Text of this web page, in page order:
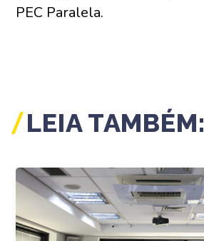
PEC Paralela.
LEIA TAMBÉM: